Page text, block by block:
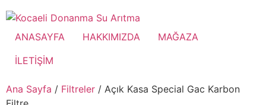
ANASAYFA HAKKIMIZDA
MAĞAZA
İLETİŞİM
Ana Sayfa / Filtreler / Açık Kasa Special Gac Karbon